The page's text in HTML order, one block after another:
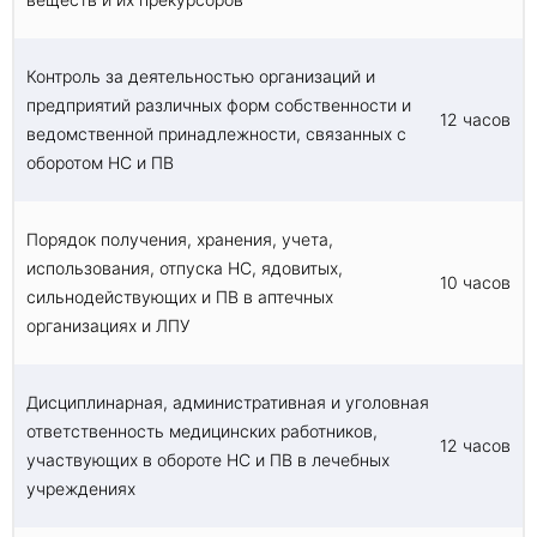
Контроль за деятельностью организаций и
предприятий различных форм собственности и
ведомственной принадлежности, связанных с
оборотом НС и ПВ
12 часов
Порядок получения, хранения, учета,
использования, отпуска НС, ядовитых,
сильнодействующих и ПВ в аптечных
организациях и ЛПУ
10 часов
Дисциплинарная, административная и уголовная
ответственность медицинских работников,
участвующих в обороте НС и ПВ в лечебных
учреждениях
12 часов